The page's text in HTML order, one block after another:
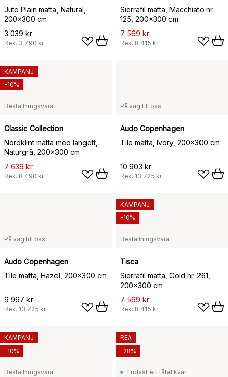
Jute Plain matta, Natural,
200x300 cm
3 039 kr
Rek. 3 790 kr
Sierrafil matta, Macchiato nr.
125, 200x300 cm
7 569 kr
Rek. 8 415 kr
Beställningsvara
Classic Collection
Nordklint matta med langett,
Naturgrå, 200x300 cm
7 639 kr
Rek. 8 490 kr
KAMPANJ
-10%
På väg till oss
Audo Copenhagen
Tile matta, Ivory, 200x300 cm
10 903 kr
Rek. 13 725 kr
På väg till oss
Audo Copenhagen
Tile matta, Hazel, 200x300 cm
9 967 kr
Rek. 13 725 kr
Beställningsvara
Tisca
Sierrafil matta, Gold nr. 261,
200x300 cm
7 569 kr
Rek. 8 415 kr
KAMPANJ
-10%
Beställningsvara
KAMPANJ
-10%
Endast ett fåtal kvar
REA
-28%